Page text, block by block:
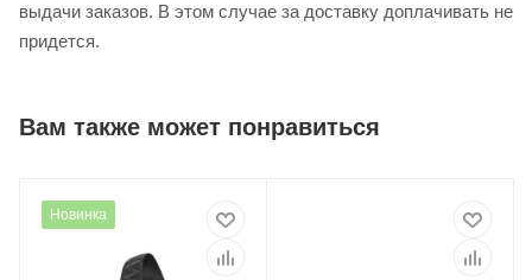
выдачи заказов. В этом случае за доставку доплачивать не
придется.
Вам также может понравиться
Новинка